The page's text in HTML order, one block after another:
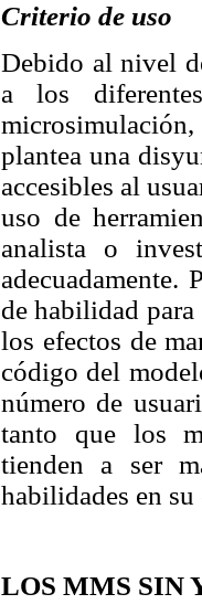
Criterio de uso
Debido al nivel
a los
plantea una
accesibles al
uso de
analista o
de habilidad
los efectos de
código del
número de
tanto que los
tienden a ser
habilidades en
LOS MMS SIN